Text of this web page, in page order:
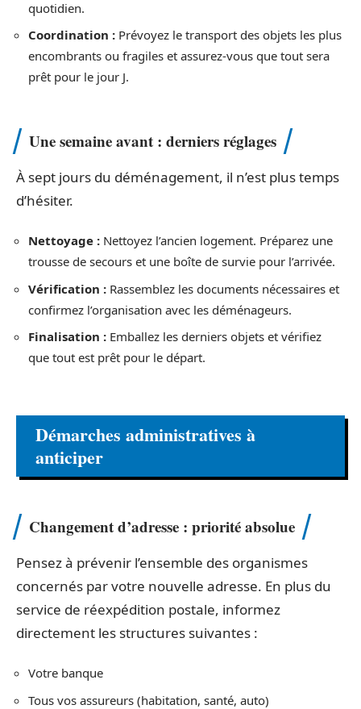
quotidien.
Coordination : Prévoyez le transport des objets les plus
encombrants ou fragiles et assurez-vous que tout sera
prêt pour le jour J.
Une semaine avant : derniers réglages
À sept jours du déménagement, il n’est plus temps
d’hésiter.
Nettoyage : Nettoyez l’ancien logement. Préparez une
trousse de secours et une boîte de survie pour l’arrivée.
Vérification : Rassemblez les documents nécessaires et
confirmez l’organisation avec les déménageurs.
Finalisation : Emballez les derniers objets et vérifiez
que tout est prêt pour le départ.
Démarches administratives à
anticiper
Changement d’adresse : priorité absolue
Pensez à prévenir l’ensemble des organismes
concernés par votre nouvelle adresse. En plus du
service de réexpédition postale, informez
directement les structures suivantes :
Votre banque
Tous vos assureurs (habitation, santé, auto)